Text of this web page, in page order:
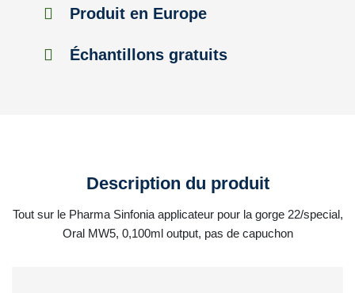
Produit en Europe
Échantillons gratuits
Description du produit
Tout sur le Pharma Sinfonia applicateur pour la gorge 22/special,
Oral MW5, 0,100ml output, pas de capuchon